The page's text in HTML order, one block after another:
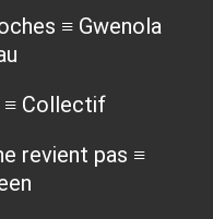
≡ Gwenola
≡ Collectif
revient pas ≡